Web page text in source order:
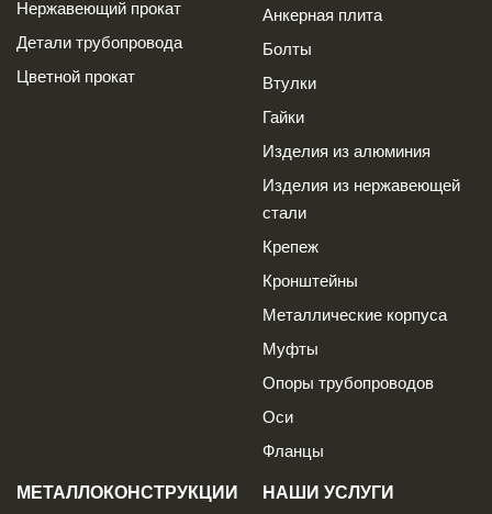
Нержавеющий прокат
Детали трубопровода
Цветной прокат
Анкерная плита
Болты
Втулки
Гайки
Изделия из алюминия
Изделия из нержавеющей
стали
Крепеж
Кронштейны
Металлические корпуса
Муфты
Опоры трубопроводов
Оси
Фланцы
МЕТАЛЛОКОНСТРУКЦИИ НАШИ УСЛУГИ